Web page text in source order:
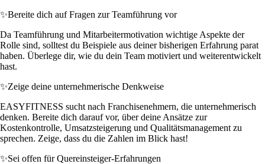
✨Bereite dich auf Fragen zur Teamführung vor
Da Teamführung und Mitarbeitermotivation wichtige Aspekte der
Rolle sind, solltest du Beispiele aus deiner bisherigen Erfahrung parat
haben. Überlege dir, wie du dein Team motiviert und weiterentwickelt
hast.
✨Zeige deine unternehmerische Denkweise
EASYFITNESS sucht nach Franchisenehmern, die unternehmerisch
denken. Bereite dich darauf vor, über deine Ansätze zur
Kostenkontrolle, Umsatzsteigerung und Qualitätsmanagement zu
sprechen. Zeige, dass du die Zahlen im Blick hast!
✨Sei offen für Quereinsteiger-Erfahrungen